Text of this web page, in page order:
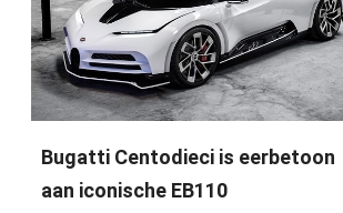
Bugatti Centodieci is eerbetoon
aan iconische EB110